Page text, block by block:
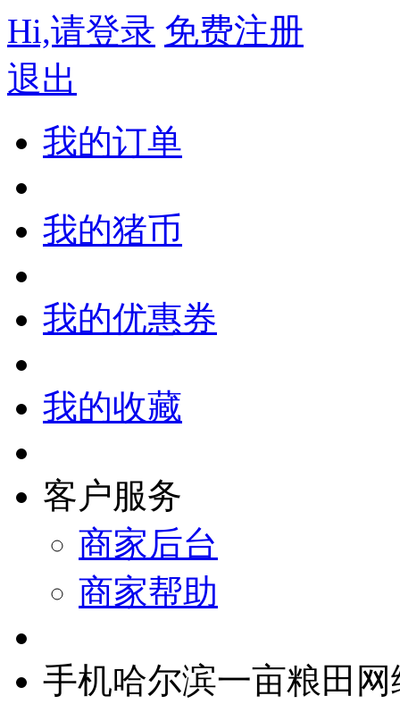
Hi,请登录 免费注册
退出
我的订单
我的猪币
我的优惠券
我的收藏
客户服务
商家后台
商家帮助
手机哈尔滨一亩粮田